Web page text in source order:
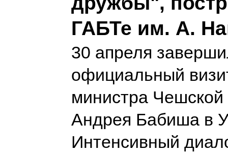
ГАБТе им. А.
30 апреля
официальный
министра Чешской
Андрея Бабиша в
Интенсивный